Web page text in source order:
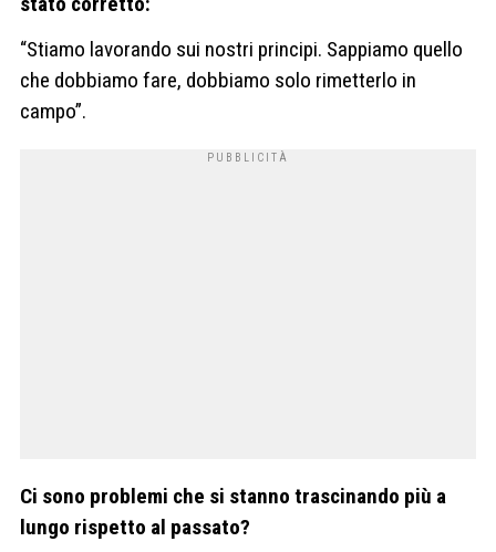
“Stiamo lavorando sui nostri principi. Sappiamo quello
che dobbiamo fare, dobbiamo solo rimetterlo in
campo”.
Ci sono problemi che si stanno trascinando più a
lungo rispetto al passato?